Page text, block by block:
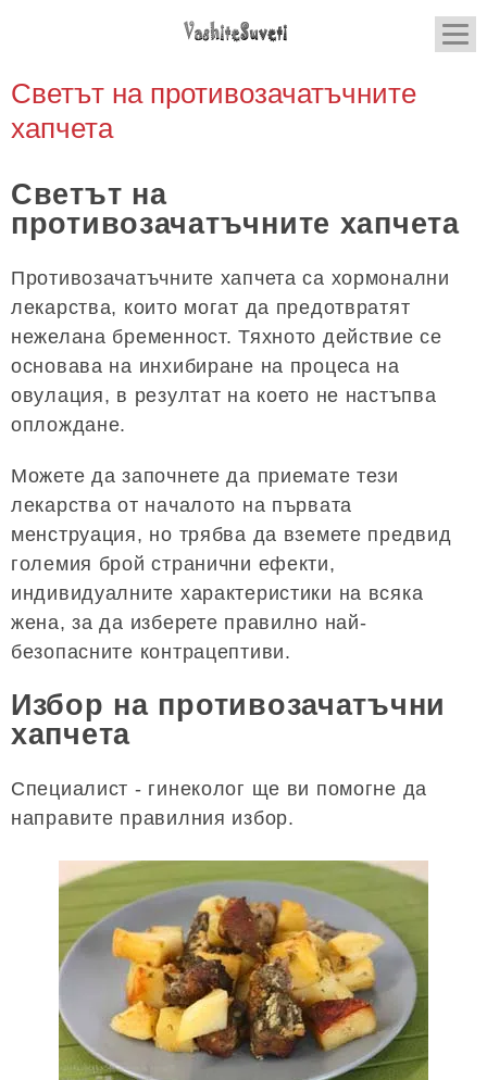
Светът на противозачатъчните
хапчета
Светът на
противозачатъчните хапчета
Противозачатъчните хапчета са хормонални
лекарства, които могат да предотвратят
нежелана бременност. Тяхното действие се
основава на инхибиране на процеса на
овулация, в резултат на което не настъпва
оплождане.
Можете да започнете да приемате тези
лекарства от началото на първата
менструация, но трябва да вземете предвид
големия брой странични ефекти,
индивидуалните характеристики на всяка
жена, за да изберете правилно най-
безопасните контрацептиви.
Избор на противозачатъчни
хапчета
Специалист - гинеколог ще ви помогне да
направите правилния избор.